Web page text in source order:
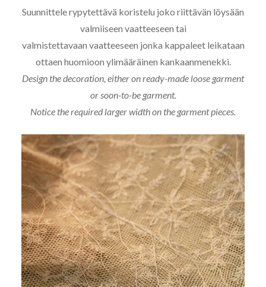
Suunnittele rypytettävä koristelu joko riittävän löysään
valmiiseen vaatteeseen tai
valmistettavaan vaatteeseen jonka kappaleet leikataan
ottaen huomioon ylimääräinen kankaanmenekki.
Design the decoration, either on ready-made loose garment
or soon-to-be garment.
Notice the required larger width on the garment pieces.